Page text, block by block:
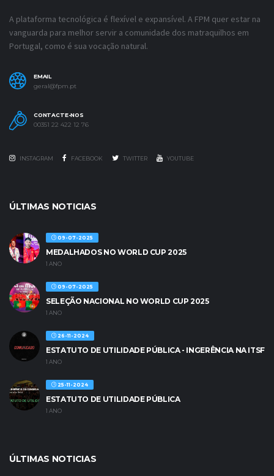
A plataforma tecnológica é flexível e expansível. A FPM quer estar na
vanguarda para melhor servir a comunidade dos matraquilhos em
Portugal, como é sua vocação natural.
EMAIL
geral@fpm.pt
CONTACTE-NOS
00351 22 422 12 76
INSTAGRAM FACEBOOK TWITTER YOUTUBE
ÚLTIMAS NOTICIAS
09-07-2025
MEDALHADOS NO WORLD CUP 2025
1 ANO
09-07-2025
SELEÇÃO NACIONAL NO WORLD CUP 2025
1 ANO
26-11-2024
ESTATUTO DE UTILIDADE PÚBLICA - INGERÊNCIA NA ITSF
1 ANO
25-11-2024
ESTATUTO DE UTILIDADE PÚBLICA
1 ANO
ÚLTIMAS NOTICIAS